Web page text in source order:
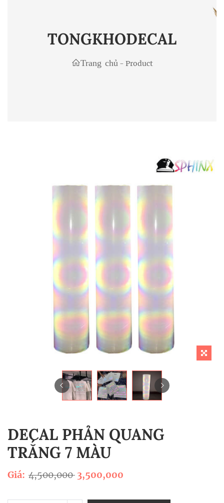
TONGKHODECAL
Trang chủ - Product
DECAL PHẢN QUANG
TRẮNG 7 MÀU
Giá: 4,500,000 3,500,000